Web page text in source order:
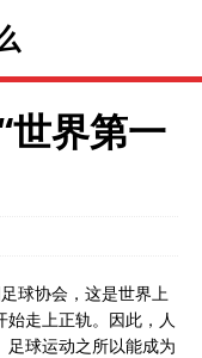
世界第一
球协会，这是世界上
走上正轨。因此，人
足球运动之所以能成为